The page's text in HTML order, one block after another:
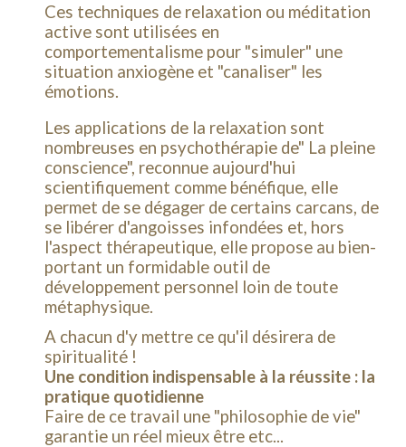
Ces techniques de relaxation ou méditation
active sont utilisées en
comportementalisme pour "simuler" une
situation anxiogène et "canaliser" les
émotions.
Les applications de la relaxation sont
nombreuses en psychothérapie de" La pleine
conscience", reconnue aujourd'hui
scientifiquement comme bénéfique, elle
permet de se dégager de certains carcans, de
se libérer d'angoisses infondées et, hors
l'aspect thérapeutique, elle propose au bien-
portant un formidable outil de
développement personnel loin de toute
métaphysique.
A chacun d'y mettre ce qu'il désirera de
spiritualité !
Une condition indispensable à la réussite : la
pratique quotidienne
Faire de ce travail une "philosophie de vie"
garantie un réel mieux être etc...